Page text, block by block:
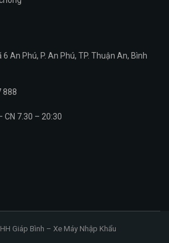
6 An Phú, P. An Phú, TP. Thuận An, Bình
888
CN 7.30 – 20:30
Giáp Bình – Xe Máy Nhập Khẩu